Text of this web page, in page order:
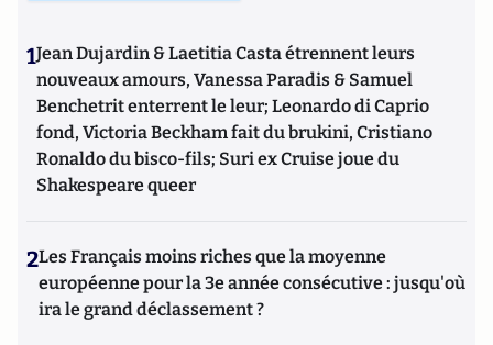
1Jean Dujardin & Laetitia Casta étrennent leurs
nouveaux amours, Vanessa Paradis & Samuel
Benchetrit enterrent le leur; Leonardo di Caprio
fond, Victoria Beckham fait du brukini, Cristiano
Ronaldo du bisco-fils; Suri ex Cruise joue du
Shakespeare queer
2Les Français moins riches que la moyenne
européenne pour la 3e année consécutive : jusqu'où
ira le grand déclassement ?